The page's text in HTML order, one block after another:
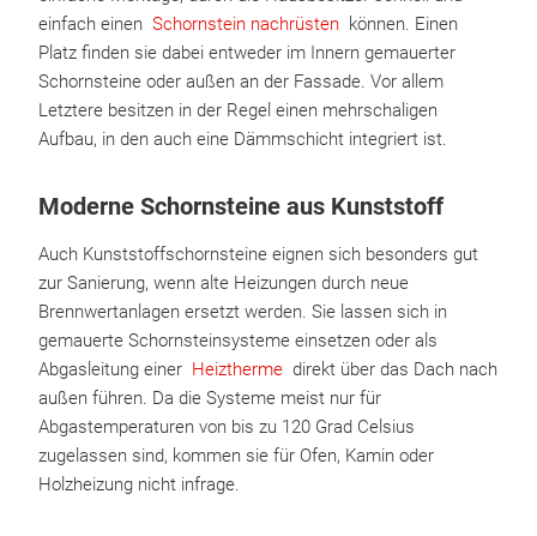
einfach einen Schornstein nachrüsten können. Einen
Platz finden sie dabei entweder im Innern gemauerter
Schornsteine oder außen an der Fassade. Vor allem
Letztere besitzen in der Regel einen mehrschaligen
Aufbau, in den auch eine Dämmschicht integriert ist.
Moderne Schornsteine aus Kunststoff
Auch Kunststoffschornsteine eignen sich besonders gut
zur Sanierung, wenn alte Heizungen durch neue
Brennwertanlagen ersetzt werden. Sie lassen sich in
gemauerte Schornsteinsysteme einsetzen oder als
Abgasleitung einer Heiztherme direkt über das Dach nach
außen führen. Da die Systeme meist nur für
Abgastemperaturen von bis zu 120 Grad Celsius
zugelassen sind, kommen sie für Ofen, Kamin oder
Holzheizung nicht infrage.